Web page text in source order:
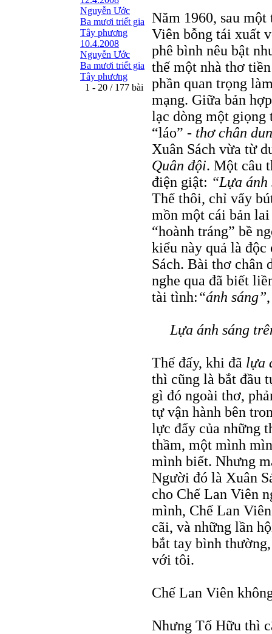
Nguyễn Ước
Ba mươi triết gia
Tây phương
10.4.2008
Nguyễn Ước
Ba mươi triết gia
Tây phương
1 - 20 / 177 bài
Năm 1960, sau
Viên bỗng tái xuất
phê bình nêu bật
thế một nhà thơ
phần quan trọng
mạng. Giữa bản
lạc dòng một
“láo” - thơ chân
Xuân Sách vừa từ
Quân đội. Một câu
điện giật: “Lựa ánh
Thế thôi, chỉ vẩy
mồn một cái bản
“hoành tráng” bề
kiểu này quả là
Sách. Bài thơ chân
nghe qua đã biết
tài tình:“ánh sáng”
Lựa ánh sáng
Thế đấy, khi đã lựa
thì cũng là bắt đầu
gì đó ngoài thơ,
tự vận hành bên
lực đẩy của những
thầm, một mình
mình biết. Nhưng
Người đó là Xuân
cho Chế Lan Viên
mình, Chế Lan
cãi, và những lần
bắt tay bình
với tôi.
Chế Lan Viên
Nhưng Tố Hữu thì